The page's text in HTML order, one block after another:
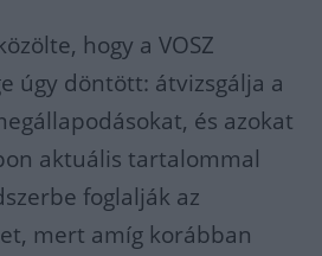
hogy a VOSZ
úgy döntött: átvizsgálja a
és azokat
aktuális tartalommal
foglalják az
mert amíg korábban